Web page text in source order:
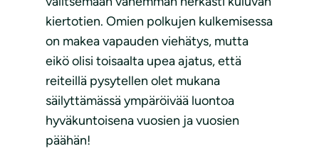
kiertotien. Omien polkujen kulkemisessa
on makea vapauden viehätys, mutta
eikö olisi toisaalta upea ajatus, että
reiteillä pysytellen olet mukana
säilyttämässä ympäröivää luontoa
hyväkuntoisena vuosien ja vuosien
päähän!